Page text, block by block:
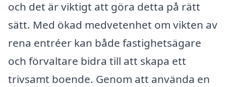
och det är viktigt att göra detta på rätt
sätt. Med ökad medvetenhet om vikten av
rena entréer kan både fastighetsägare
och förvaltare bidra till att skapa ett
trivsamt boende. Genom att använda en